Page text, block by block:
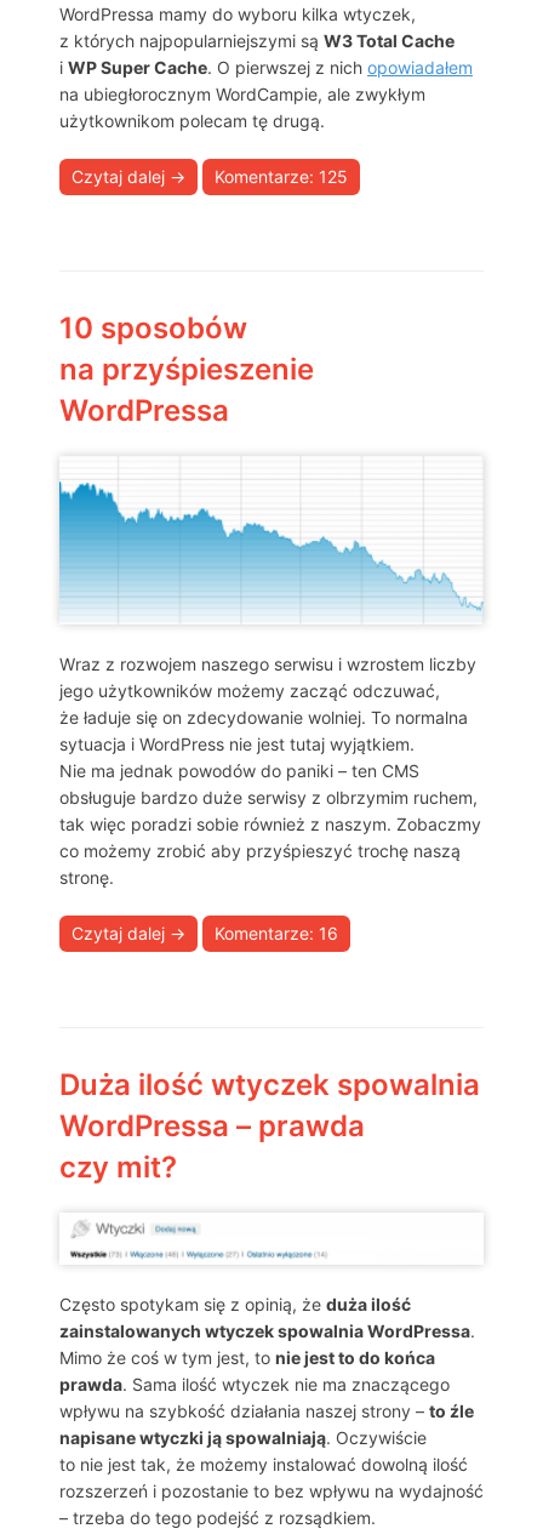
WordPressa mamy do wyboru kilka wtyczek,
z których najpopularniejszymi są W3 Total Cache
i WP Super Cache. O pierwszej z nich opowiadałem
na ubiegłorocznym WordCampie, ale zwykłym
użytkownikom polecam tę drugą.
Czytaj dalej → Komentarze: 125
10 sposobów
na przyśpieszenie
WordPressa
Wraz z rozwojem naszego serwisu i wzrostem liczby
jego użytkowników możemy zacząć odczuwać,
że ładuje się on zdecydowanie wolniej. To normalna
sytuacja i WordPress nie jest tutaj wyjątkiem.
Nie ma jednak powodów do paniki – ten CMS
obsługuje bardzo duże serwisy z olbrzymim ruchem,
tak więc poradzi sobie również z naszym. Zobaczmy
co możemy zrobić aby przyśpieszyć trochę naszą
stronę.
Czytaj dalej → Komentarze: 16
Duża ilość wtyczek spowalnia
WordPressa – prawda
czy mit?
Często spotykam się z opinią, że duża ilość
zainstalowanych wtyczek spowalnia WordPressa.
Mimo że coś w tym jest, to nie jest to do końca
prawda. Sama ilość wtyczek nie ma znaczącego
wpływu na szybkość działania naszej strony – to źle
napisane wtyczki ją spowalniają. Oczywiście
to nie jest tak, że możemy instalować dowolną ilość
rozszerzeń i pozostanie to bez wpływu na wydajność
– trzeba do tego podejść z rozsądkiem.